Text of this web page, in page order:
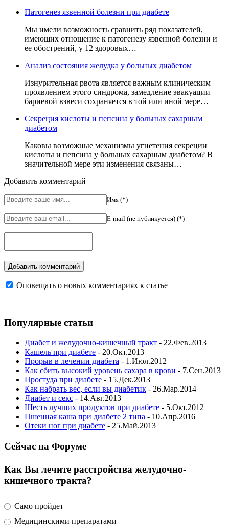
Патогенез язвенной болезни при диабете
Мы имели возможность сравнить ряд показателей,
имеющих отношение к патогенезу язвенной болезни и
ее обострений, у 12 здоровых…
Анализ состояния желудка у больных диабетом
Изнурительная рвота является важным клиническим
проявлением этого синдрома, замедление эвакуации
бариевой взвеси сохраняется в той или иной мере…
Секреция кислоты и пепсина у больных сахарным
диабетом
Каковы возможные механизмы угнетения секреции
кислоты и пепсина у больных сахарным диабетом? В
значительной мере эти изменения связаны…
Добавить комментарий
Имя (*)
E-mail (не публикуется) (*)
Оповещать о новых комментариях к статье
Популярные статьи
Диабет и желудочно-кишечный тракт - 22.Фев.2013
Кашель при диабете - 20.Окт.2013
Прорыв в лечении диабета - 1.Июл.2012
Как сбить высокий уровень сахара в крови - 7.Сен.2013
Простуда при диабете - 15.Дек.2013
Как набрать вес, если вы диабетик - 26.Мар.2014
Диабет и секс - 14.Авг.2013
Шесть лучших продуктов при диабете - 5.Окт.2012
Пшенная каша при диабете 2 типа - 10.Апр.2016
Отеки ног при диабете - 25.Май.2013
Сейчас на Форуме
Как Вы лечите расстройства желудочно-
кишечного тракта?
Само пройдет
Медицинскими препаратами